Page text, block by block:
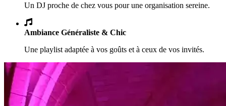
Un DJ proche de chez vous pour une organisation sereine.
Ambiance Généraliste & Chic
Une playlist adaptée à vos goûts et à ceux de vos invités.